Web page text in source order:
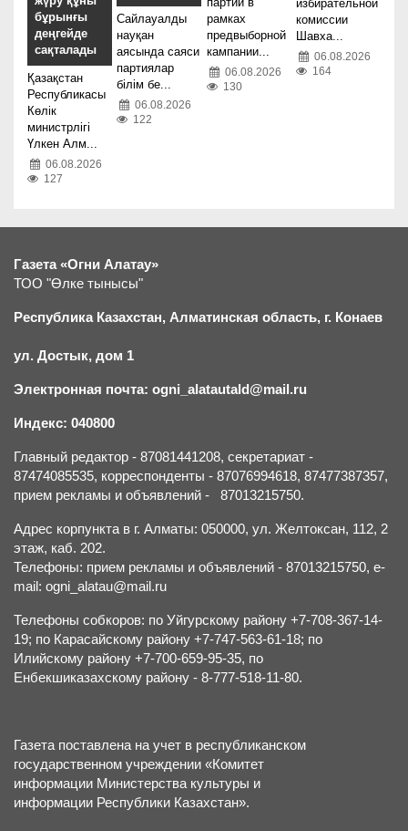
бұрынғы
деңгейде
сақталады
Қазақстан
Республикасы
Көлік
министрлігі
Үлкен Алм...
06.08.2026
127
Сайлауалды
науқан
аясында саяси
партиялар
білім бе...
06.08.2026
122
рамках
предвыборной
кампании...
06.08.2026
130
избирательной
комиссии
Шавха...
06.08.2026
164
Газета «Огни Алатау»
ТОО "Өлке тынысы"
Республика Казахстан, Алматинская область, г. Конаев
ул. Достык, дом 1
Электронная почта: ogni_alatautald@mail.ru
Индекс: 040800
Главный редактор - 87081441208, секретариат -
87474085535, корреспонденты - 87076994618, 87477387357,
прием рекламы и объявлений - 87013215750.
Адрес корпункта в г. Алматы: 050000, ул. Желтоксан, 112, 2
этаж, каб. 202.
Телефоны: прием рекламы и объявлений - 87013215750, e-
mail: ogni_alatau@mail.ru
Телефоны собкоров: по Уйгурскому району +7-708-367-14-
19; по Карасайскому району +7-747-563-61-18; по
Илийскому району +7-700-659-95-35, по
Енбекшиказахскому району - 8-777-518-11-80.
Газета поставлена на учет в республиканском
государственном учреждении «Комитет
информации Министерства культуры и
информации Республики Казахстан».